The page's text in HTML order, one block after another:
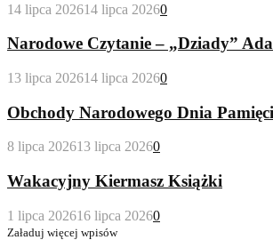
14 lipca 202614 lipca 20260
Narodowe Czytanie – „Dziady”
13 lipca 202614 lipca 20260
Obchody Narodowego Dnia
8 lipca 202613 lipca 20260
Wakacyjny Kiermasz Książki
1 lipca 202616 lipca 20260
Załaduj więcej wpisów